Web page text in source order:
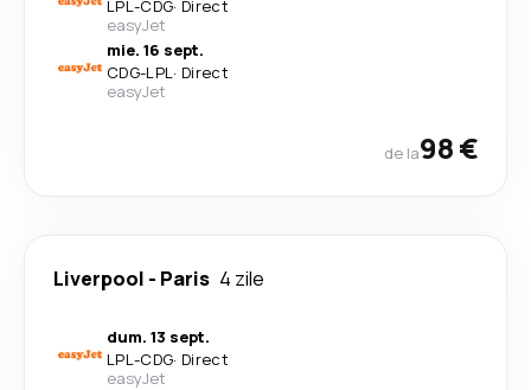
LPL-CDG· Direct
easyJet
mie. 16 sept.
CDG-LPL· Direct
easyJet
de la98 €
Liverpool - Paris 4 zile
dum. 13 sept.
LPL-CDG· Direct
easyJet